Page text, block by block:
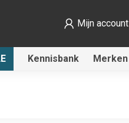
Mijn account
Kennisbank Merken